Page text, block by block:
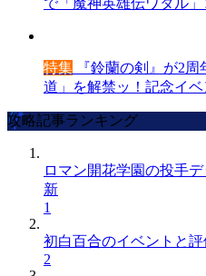
特集 『鈴蘭の剣』が2
道」を解禁ッ！記念イ
攻略記事ランキング
ロマン開花学園の投手
新
1
初白百合のイベントと評
2